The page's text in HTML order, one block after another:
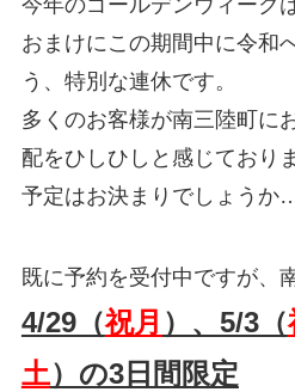
今年のゴールデンウィーク
おまけにこの期間中に令和
う、特別な連休です。
多くのお客様が南三陸町に
配をひしひしと感じており
予定はお決まりでしょうか
既に予約を受付中ですが、
4/29（祝月 ）、5/3（
土）の3日間限定